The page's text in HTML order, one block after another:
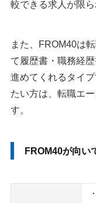
較できる求人が限ら
また、FROM40は
て履歴書・職務経
進めてくれるタイ
たい方は、転職エ
す。
FROM40が向い